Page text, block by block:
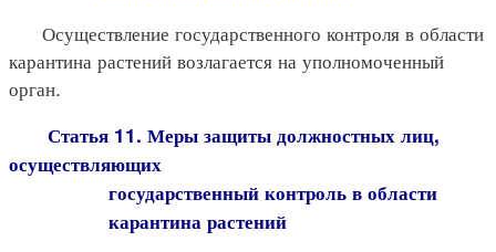
Осуществление государственного контроля в области
карантина растений возлагается на уполномоченный
орган.
Статья 11. Меры защиты должностных лиц,
осуществляющих
государственный контроль в области
карантина растений